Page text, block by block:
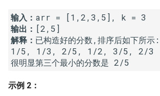
14.1. 剪绳子
14.2. 剪绳子 II
15. 二进制中 1 的个数
11. 和 1 个数相同的子数组
12. 左右两边子数组的和相等
13. 二维子矩阵的和
2.3. 删除中间节点
2.4. 分割链表
2.5. 链表求和
输入：
输出：
解释： 已构造好的分数,排序后如下所示:
1/5, 1/3, 2/5, 1/2, 3/5, 2/3
示例 2：